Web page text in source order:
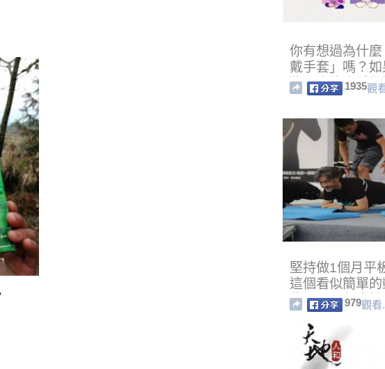
你有想過為什
戴手套」嗎？如
能不會這麼受歡
1935觀
堅持做1個月
這個看似簡單
些明星是怎麼健
979觀看.